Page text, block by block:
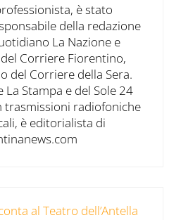
è stato
della redazione
La Nazione e
Corriere Fiorentino,
del Corriere della Sera.
Stampa e del Sole 24
trasmissioni radiofoniche
è editorialista di
al Teatro dell’Antella